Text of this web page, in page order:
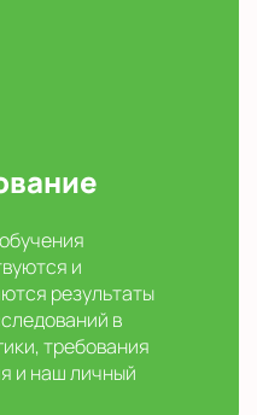
и
результаты
в
требования
и наш личный